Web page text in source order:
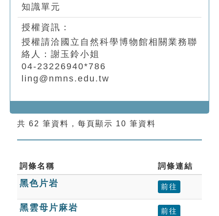
知識單元
授權資訊：
授權請洽國立自然科學博物館相關業務聯
絡人：謝玉鈴小姐
04-23226940*786
ling@nmns.edu.tw
共 62 筆資料，每頁顯示 10 筆資料
詞條名稱 詞條連結
黑色片岩 前往
黑雲母片麻岩 前往